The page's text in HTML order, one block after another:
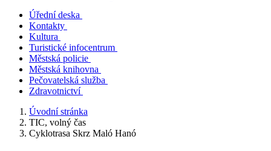
Úřední deska
Kontakty
Kultura
Turistické infocentrum
Městská policie
Městská knihovna
Pečovatelská služba
Zdravotnictví
Úvodní stránka
TIC, volný čas
Cyklotrasa Skrz Maló Hanó